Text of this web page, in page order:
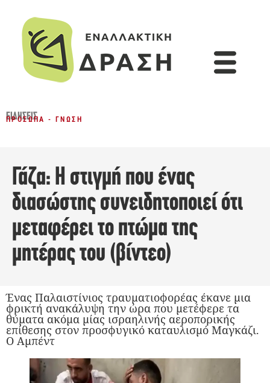
ΕΙΔΉΣΕΙΣ
ΠΡΌΣΩΠΑ - ΓΝΏΣΗ
Γάζα: Η στιγμή που ένας
διασώστης συνειδητοποιεί ότι
μεταφέρει το πτώμα της
μητέρας του (βίντεο)
Ένας Παλαιστίνιος τραυματιοφορέας έκανε μια
φρικτή ανακάλυψη την ώρα που μετέφερε τα
θύματα ακόμα μίας ισραηλινής αεροπορικής
επίθεσης στον προσφυγικό καταυλισμό Μαγκάζι.
Ο Αμπέντ